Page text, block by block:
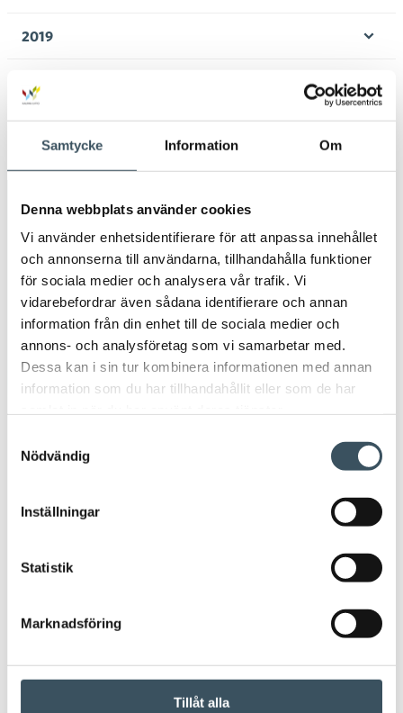
Samtycke Information Om
Denna webbplats använder cookies
Vi använder enhetsidentifierare för att anpassa innehållet
och annonserna till användarna, tillhandahålla funktioner
för sociala medier och analysera vår trafik. Vi
vidarebefordrar även sådana identifierare och annan
information från din enhet till de sociala medier och
annons- och analysföretag som vi samarbetar med.
Dessa kan i sin tur kombinera informationen med annan
information som du har tillhandahållit eller som de har
Nödvändig
Inställningar
Statistik
Marknadsföring
Tillåt alla
2019
2018
Avainsanat
Arbetsavtal arbetsavtalsblankett
Arbetsintyg arbetsliv beskattningen
circulär ekonomi coronapandemi
coronavirus digitala inköp digitala köp
handeln
handelns kollektivavtalsförhandlingar hyresstöd